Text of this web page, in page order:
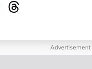
Advertisement